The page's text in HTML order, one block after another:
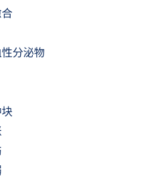
分泌物